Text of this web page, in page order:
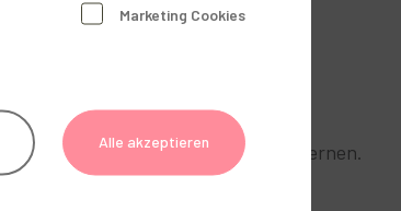
Familie!
und darauf, Sie kennenzulernen.
Marketing Cookies
Alle akzeptieren